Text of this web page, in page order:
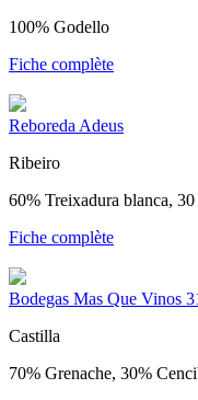
100% Godello
Fiche complète
Reboreda Adeus
Ribeiro
60% Treixadura blanca,
Fiche complète
Bodegas Mas Que Vinos
Castilla
70% Grenache, 30%